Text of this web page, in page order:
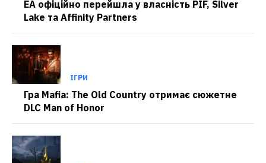
EA офіційно перейшла у власність PIF, Silver
Lake та Affinity Partners
ІГРИ
Гра Mafia: The Old Country отримає сюжетне
DLC Man of Honor